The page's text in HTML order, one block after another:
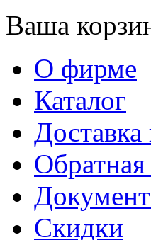
Ваша
О фирме
Каталог
Доставка
Обратная
Скидки